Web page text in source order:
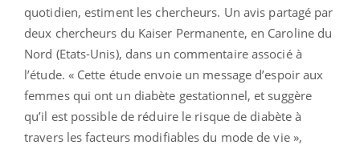
quotidien, estiment les chercheurs. Un avis partagé par
deux chercheurs du Kaiser Permanente, en Caroline du
Nord (Etats-Unis), dans un commentaire associé à
l’étude. « Cette étude envoie un message d’espoir aux
femmes qui ont un diabète gestationnel, et suggère
qu’il est possible de réduire le risque de diabète à
travers les facteurs modifiables du mode de vie »,